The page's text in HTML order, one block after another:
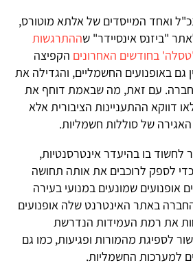
ואחד המייסדים של אלתא מוטורס,
"ביזנס אינסיידר" שההתרגשות
'טסלה' בחודשים האחרונים הקפיצה
גם באופנועים החשמליים, והגדילה את
עם זאת, מה שבאמת דוחף את
דווקא ההתעניינות הציבורית אלא
האגירה של סוללות חשמליות.
לחשוד בו בהיעדר אינטרסנטיות,
כדי לספק לרוכבים את אותה תחושה
אופנועים שמונעים במנועי בעירה
באתר האינטרנט שלה אופנועים
את רמת העמידות הנדרשת
לספיגת מהמורות ופגיעות, כמו גם
למערכות החשמליות.